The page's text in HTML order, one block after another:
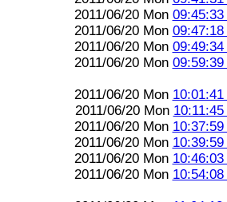
2011/06/20 Mon 09:45:33
2011/06/20 Mon 09:47:18
2011/06/20 Mon 09:49:34
2011/06/20 Mon 09:59:39
2011/06/20 Mon 10:01:41
2011/06/20 Mon 10:11:45
2011/06/20 Mon 10:37:59
2011/06/20 Mon 10:39:59
2011/06/20 Mon 10:46:03
2011/06/20 Mon 10:54:08